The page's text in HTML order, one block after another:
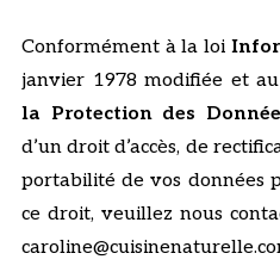
Conformément à la loi
janvier 1978 modifiée et au
la Protection des
d’un droit d’accès, de
portabilité de vos données
ce droit, veuillez nous